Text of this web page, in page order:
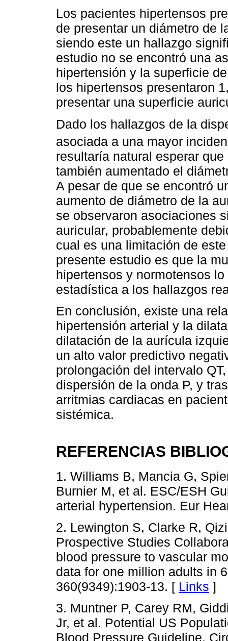
Los pacientes hipertensos
de presentar un diámetro de
siendo este un hallazgo
estudio no se encontró una
hipertensión y la superficie
los hipertensos presentaron
presentar una superficie
Dado los hallazgos de la
asociada a una mayor
resultaría natural esperar
también aumentado el
A pesar de que se encontró
aumento de diámetro de la
se observaron asociaciones
auricular, probablemente
cual es una limitación de
presente estudio es que la
hipertensos y normotensos
estadística a los hallazgos
En conclusión, existe una
hipertensión arterial y la
dilatación de la aurícula
un alto valor predictivo
prolongación del intervalo
dispersión de la onda P, y
arritmias cardiacas en
sistémica.
REFERENCIAS
1. Williams B, Mancia G,
Burnier M, et al. ESC/ESH
arterial hypertension. Eur
2. Lewington S, Clarke R,
Prospective Studies
blood pressure to vascular
data for one million adults in
360(9349):1903-13. [ Links ]
3. Muntner P, Carey RM,
Jr, et al. Potential US
Blood Pressure Guideline.